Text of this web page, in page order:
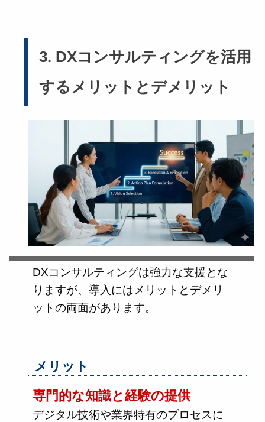
3. DXコンサルティングを活用
するメリットとデメリット
DXコンサルティングは強力な支援とな
りますが、導入にはメリットとデメリ
ットの両面があります。
メリット
専門的な知識と経験の提供
デジタル技術や業界特有のプロセスに